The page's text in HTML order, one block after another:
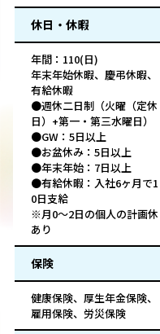
休日・休暇
年間：110(日)
年末年始休暇、慶弔休暇、
有給休暇
●週休二日制（火曜（定休
日）+第一・第三水曜日）
●GW：5日以上
●お盆休み：5日以上
●年末年始：7日以上
●有給休暇：入社6ヶ月で1
0日支給
※月0～2日の個人の計画休
あり
保険
健康保険、厚生年金保険、
雇用保険、労災保険